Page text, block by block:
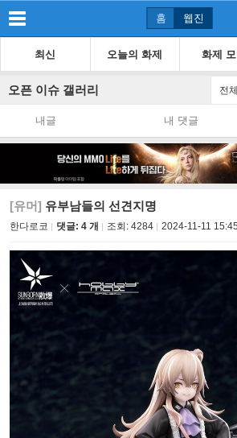
홈 웹진
최신 오늘의 화제 화제
오픈 이슈 갤러리 전
내글 내 댓글
[유머] 유부남들의 선견지명
한다로코 댓글: 4 개 조회: 4284 2024-11-11